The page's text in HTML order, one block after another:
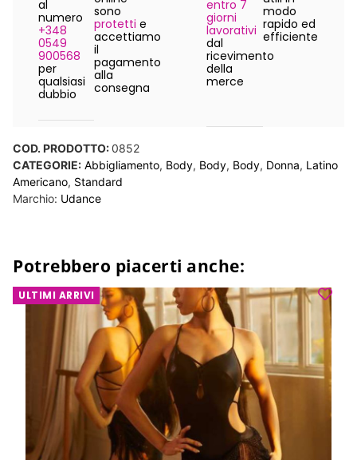
al
numero
+348
0549
900568
per
qualsiasi
dubbio
sono
protetti e
accettiamo
il
pagamento
alla
consegna
entro 7
giorni
lavorativi
dal
ricevimento
della
merce
modo
rapido ed
efficiente
COD. PRODOTTO:0852
CATEGORIE: Abbigliamento, Body, Body, Body, Donna, Latino
Americano, Standard
Marchio: Udance
Potrebbero piacerti anche:
ULTIMI ARRIVI